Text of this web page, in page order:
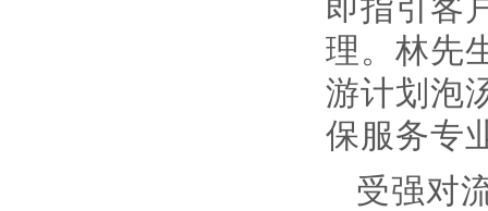
即指引客
理。林先
游计划泡
保服务专
受强对